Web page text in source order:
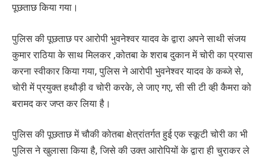
पूछताछ किया गया।
पुलिस की पूछताछ पर आरोपी भुवनेश्वर यादव के द्वारा अपने साथी संजय
कुमार राठिया के साथ मिलकर ,कोतबा के शराब दुकान में चोरी का प्रयास
करना स्वीकार किया गया, पुलिस ने आरोपी भुवनेश्वर यादव के कब्जे से,
चोरी में प्रयुक्त हथौड़ी व चोरी करके, ले जाए गए, सी सी टी व्ही कैमरा को
बरामद कर जप्त कर लिया है।
पुलिस की पूछताछ में चौकी कोतबा क्षेत्रांतर्गत हुई एक स्कूटी चोरी का भी
पुलिस ने खुलासा किया है, जिसे की उक्त आरोपियों के द्वारा ही चुराकर ले